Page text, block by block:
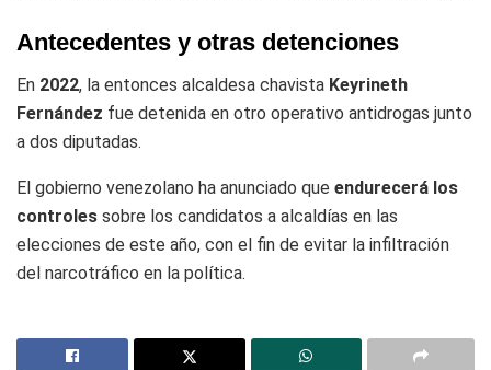
Antecedentes y otras detenciones
En 2022, la entonces alcaldesa chavista Keyrineth
Fernández fue detenida en otro operativo antidrogas junto
a dos diputadas.
El gobierno venezolano ha anunciado que endurecerá los
controles sobre los candidatos a alcaldías en las
elecciones de este año, con el fin de evitar la infiltración
del narcotráfico en la política.